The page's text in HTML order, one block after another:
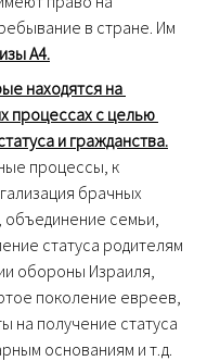
в стране. Им
А4.
находятся на
процессах с целью
и гражданства.
процессы, к
брачных
семьи,
статуса родителям
обороны Израиля,
поколение евреев,
на получение статуса
основаниям и т.д.